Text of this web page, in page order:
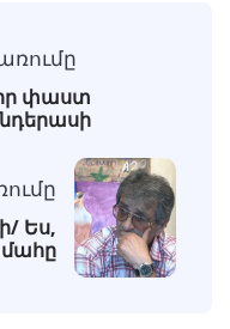
փաստ
Ես,
մահը